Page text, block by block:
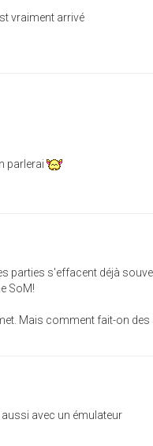
vraiment arrivé
parlerai
parties s'effacent déjà
SoM!
Mais comment fait-on
avec un émulateur